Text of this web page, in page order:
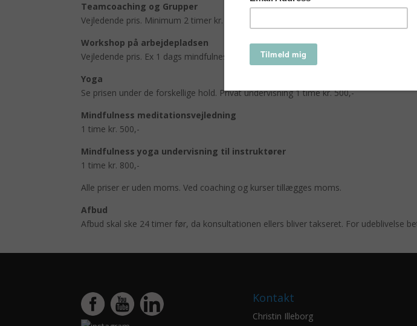
Teamcoaching og Grupper
Vejledende pris. Minimum 2 timer kr. 3.000,-
Workshop på arbejdepladsen
Vejledende pris. Ex 1 dags mindfulness workshop kr. 16.000,-
Yoga
Se prisen under de forskellige hold. Privat undervisning 1 time kr. 500,-
Mindfulness meditationsvejledning
1 time kr. 500,-
Mindfulness yoga undervisning til instruktører
1 time kr. 800,-
Alle priser er uden moms. Ved coaching og kurser tillægges moms.
Afbud
Afbud skal ske 24 timer før, da konsultationen ellers bliver takseret. For udeblivelse
Kontakt
Christin Illeborg